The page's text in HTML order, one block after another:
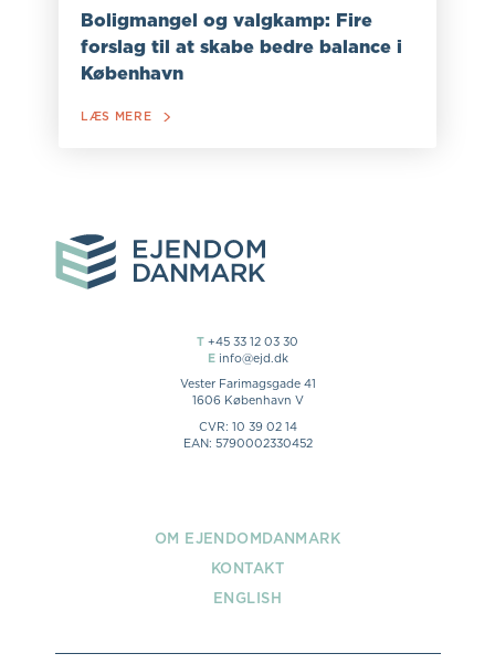
Boligmangel og valgkamp: Fire
forslag til at skabe bedre balance i
København
LÆS MERE
T +45 33 12 03 30
Einfo@ejd.dk
Vester Farimagsgade 41
1606 København V
CVR: 10 39 02 14
EAN: 5790002330452
OM EJENDOMDANMARK
KONTAKT
ENGLISH